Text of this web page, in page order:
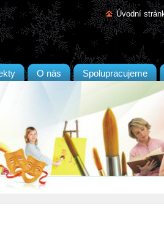
Úvodní
O nás Spolupracujeme